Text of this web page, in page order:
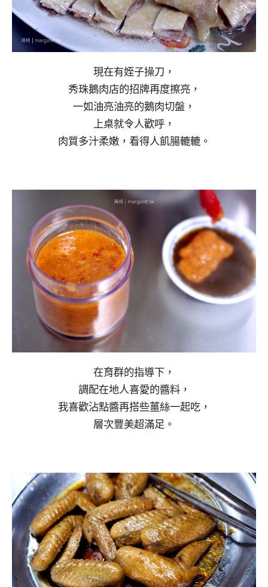
現在有姪子操刀，
秀珠鵝肉店的招牌再度擦亮，
一如油亮油亮的鵝肉切盤，
上桌就令人歡呼，
肉質多汁柔嫩，看得人飢腸轆轆。
在育群的指導下，
調配在地人喜愛的醬料，
我喜歡沾點醬再搭些薑絲一起吃，
層次豐美超滿足。